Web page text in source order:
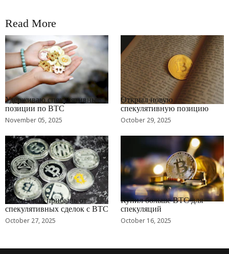
Read More
RRCNEWS_RU
Удерживаю спекулятивные
позиции по BTC
November 05, 2025
RRCNEWS_RU
Открыл новую
спекулятивную позицию
October 29, 2025
RRCNEWS_RU
Реализовал прибыль от
спекулятивных сделок с BTC
October 27, 2025
RRCNEWS_RU
Купил больше BTC для
спекуляций
October 16, 2025